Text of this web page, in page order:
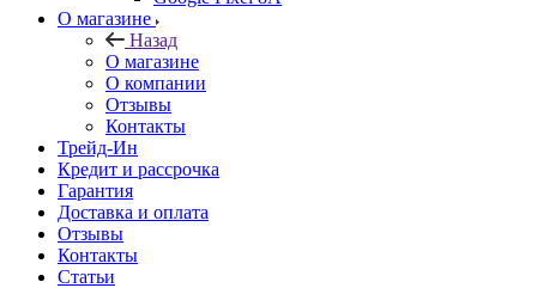
О магазине
Назад
О магазине
О компании
Отзывы
Контакты
Трейд-Ин
Кредит и рассрочка
Гарантия
Доставка и оплата
Отзывы
Контакты
Статьи